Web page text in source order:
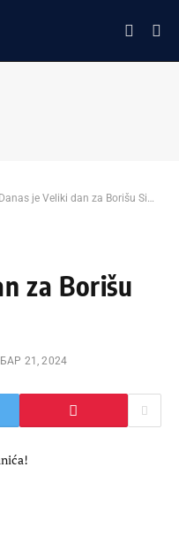
Danas je Veliki dan za Borišu Simanića!
za Borišu
21, 2024